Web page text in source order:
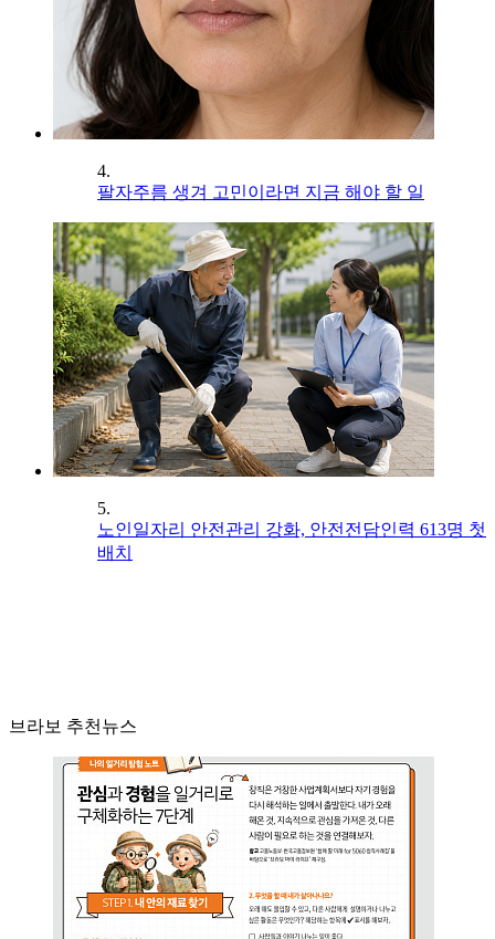
4.
팔자주름 생겨 고민이라면 지금 해야 할 일
5.
노인일자리 안전관리 강화, 안전전담인력 613명 첫
배치
브라보 추천뉴스